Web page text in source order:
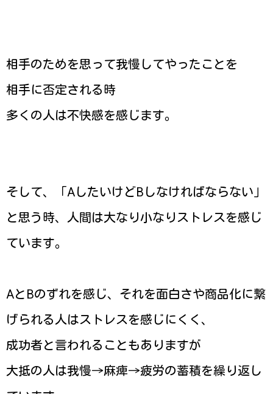
相手のためを思って我慢してやったことを
相手に否定される時
多くの人は不快感を感じます。
そして、「AしたいけどBしなければならない」
と思う時、人間は大なり小なりストレスを感じ
ています。
AとBのずれを感じ、それを面白さや商品化に繋
げられる人はストレスを感じにくく、
成功者と言われることもありますが
大抵の人は我慢→麻痺→疲労の蓄積を繰り返し